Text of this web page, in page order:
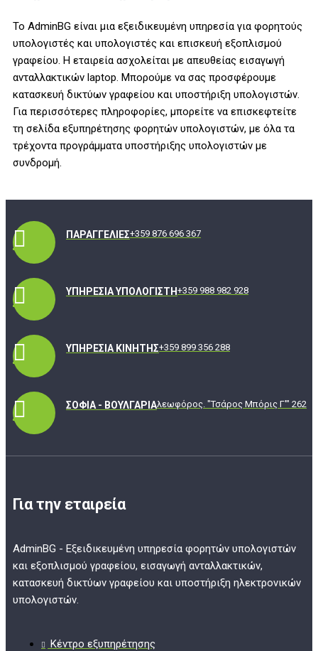
Το AdminBG είναι μια εξειδικευμένη υπηρεσία για φορητούς
υπολογιστές και υπολογιστές και επισκευή εξοπλισμού
γραφείου. Η εταιρεία ασχολείται με απευθείας εισαγωγή
ανταλλακτικών laptop. Μπορούμε να σας προσφέρουμε
κατασκευή δικτύων γραφείου και υποστήριξη υπολογιστών.
Για περισσότερες πληροφορίες, μπορείτε να επισκεφτείτε
τη σελίδα εξυπηρέτησης φορητών υπολογιστών, με όλα τα
τρέχοντα προγράμματα υποστήριξης υπολογιστών με
συνδρομή.
ΠΑΡΑΓΓΕΛΊΕΣ+359 876 696 367
ΥΠΗΡΕΣΊΑ ΥΠΟΛΟΓΙΣΤΉ +359 988 982 928
ΥΠΗΡΕΣΊΑ ΚΙΝΗΤΉΣ+359 899 356 288
ΣΌΦΙΑ - ΒΟΥΛΓΑΡΊΑλεωφόρος. "Τσάρος Μπόρις Γ'" 262
Για την εταιρεία
AdminBG - Εξειδικευμένη υπηρεσία φορητών υπολογιστών
και εξοπλισμού γραφείου, εισαγωγή ανταλλακτικών,
κατασκευή δικτύων γραφείου και υποστήριξη ηλεκτρονικών
υπολογιστών.
Κέντρο εξυπηρέτησης